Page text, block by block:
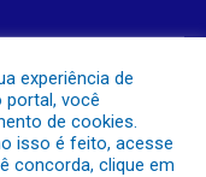
experiência de
portal, você
de cookies.
isso é feito, acesse
concorda, clique em